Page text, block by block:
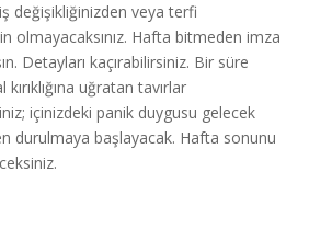
değişikliğinizden veya terfi
olmayacaksınız. Hafta bitmeden imza
Detayları kaçırabilirsiniz. Bir süre
kırıklığına uğratan tavırlar
içinizdeki panik duygusu gelecek
durulmaya başlayacak. Hafta sonunu